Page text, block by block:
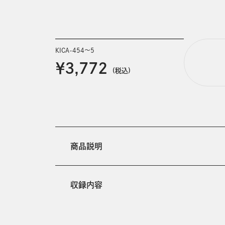
KICA-454～5
￥3,772 (税込)
商品説明
収録内容